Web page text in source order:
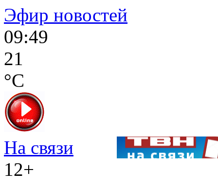
Эфир новостей
09:49
21
°C
На связи
12+